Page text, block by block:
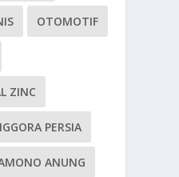
OTOMOTIF
ZINC
PERSIA
ANUNG